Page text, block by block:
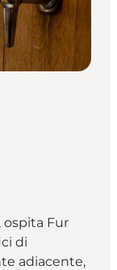
ospita Fur
di
adiacente,